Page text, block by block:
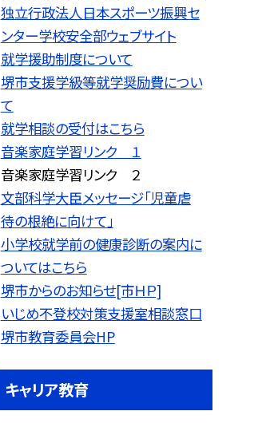
独立行政法人日本スポーツ振興セ
ンター学校安全部ウェブサイト
就学援助制度について
堺市支援学級等就学奨励費につい
て
就学相談の受付はこちら
音楽家庭学習リンク １
音楽家庭学習リンク ２
文部科学大臣メッセージ「児童虐
待の根絶に向けて」
小学校就学前の健康診断の案内に
ついてはこちら
堺市からのお知らせ[市ＨＰ]
いじめ不登校対策支援室相談窓口
堺市教育委員会HP
キャリア教育